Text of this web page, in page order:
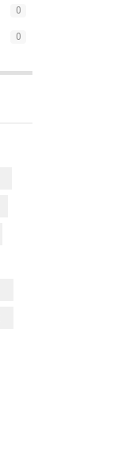
0
0